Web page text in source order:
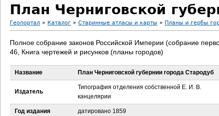
План Черниговской
В
ы
д
Геопортал » Каталог » Старинные атласы и карты » Планы и гербы
Полное собрание законов Российской Империи (собрание
46, Книга чертежей и рисунков (планы городов)
Название План Черниговской губернии города Стародуб
Издатель
Типография отделения собственной Е. И. В.
канцелярии
Год издания датировано 1859